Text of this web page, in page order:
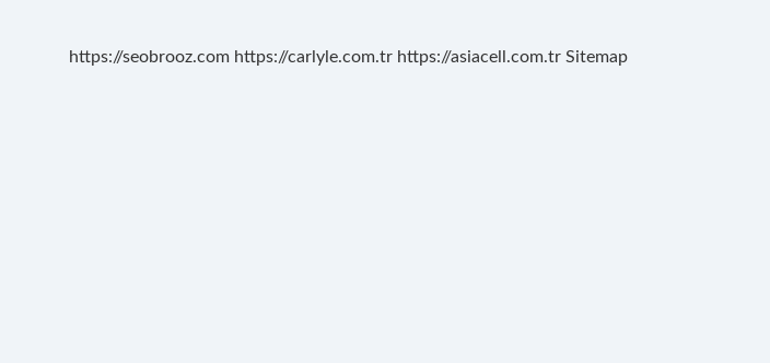
https://seobrooz.com https://carlyle.com.tr https://asiacell.com.tr Sitemap